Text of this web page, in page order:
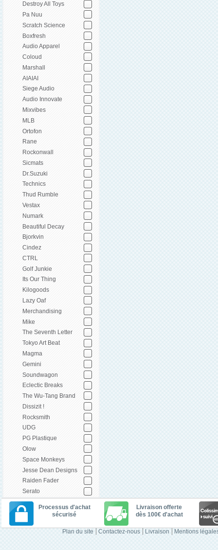
Destroy All Toys
Pa Nuu
Scratch Science
Boxfresh
Audio Apparel
Coloud
Marshall
AIAIAI
Siege Audio
Audio Innovate
Mixvibes
MLB
Ortofon
Rane
Rockonwall
Sicmats
Dr.Suzuki
Technics
Thud Rumble
Vestax
Numark
Beautiful Decay
Bjorkvin
Cindez
CTRL
Golf Junkie
Its Our Thing
Kilogoods
Lazy Oaf
Merchandising
Mike
The Seventh Letter
Tokyo Art Beat
Magma
Gemini
Soundwagon
Eclectic Breaks
The Wu-Tang Brand
Dissizit !
Rocksmith
UDG
PG Plastique
Olow
Space Monkeys
Jesse Dean Designs
Raiden Fader
Serato
Processus d'achat
sécurisé
Livraison offerte
dès 100€ d'achat
Plan du site Contactez-nous Livraison Mentions